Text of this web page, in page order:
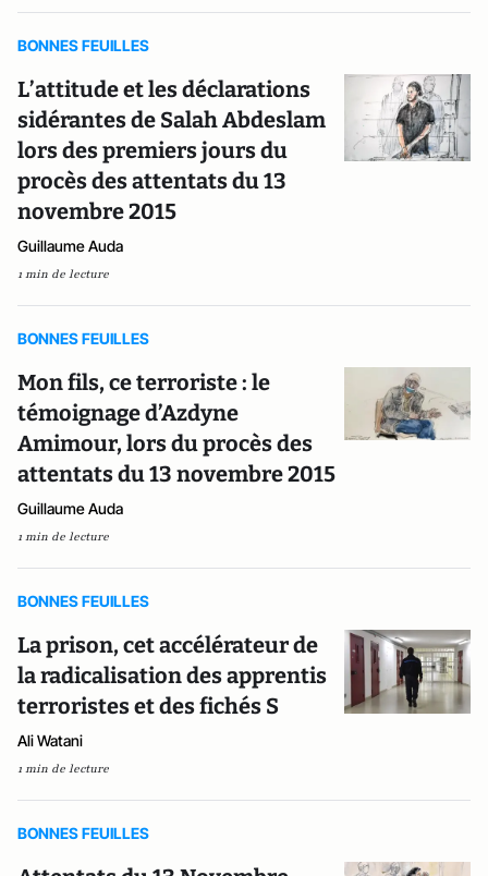
BONNES FEUILLES
L’attitude et les déclarations
sidérantes de Salah Abdeslam
lors des premiers jours du
procès des attentats du 13
novembre 2015
Guillaume Auda
1 min de lecture
BONNES FEUILLES
Mon fils, ce terroriste : le
témoignage d’Azdyne
Amimour, lors du procès des
attentats du 13 novembre 2015
Guillaume Auda
1 min de lecture
BONNES FEUILLES
La prison, cet accélérateur de
la radicalisation des apprentis
terroristes et des fichés S
Ali Watani
1 min de lecture
BONNES FEUILLES